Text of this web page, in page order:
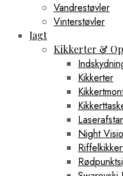
Vandrestøvler
Vinterstøvler
Jagt
Kikkerter &
Kikkerter
Night